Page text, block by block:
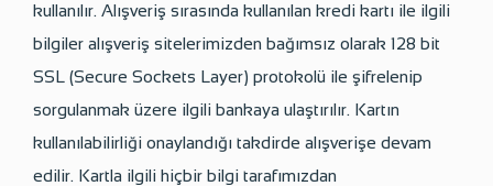
kullanılır. Alışveriş sırasında kullanılan kredi kartı ile ilgili
bilgiler alışveriş sitelerimizden bağımsız olarak 128 bit
SSL (Secure Sockets Layer) protokolü ile şifrelenip
sorgulanmak üzere ilgili bankaya ulaştırılır. Kartın
kullanılabilirliği onaylandığı takdirde alışverişe devam
edilir. Kartla ilgili hiçbir bilgi tarafımızdan